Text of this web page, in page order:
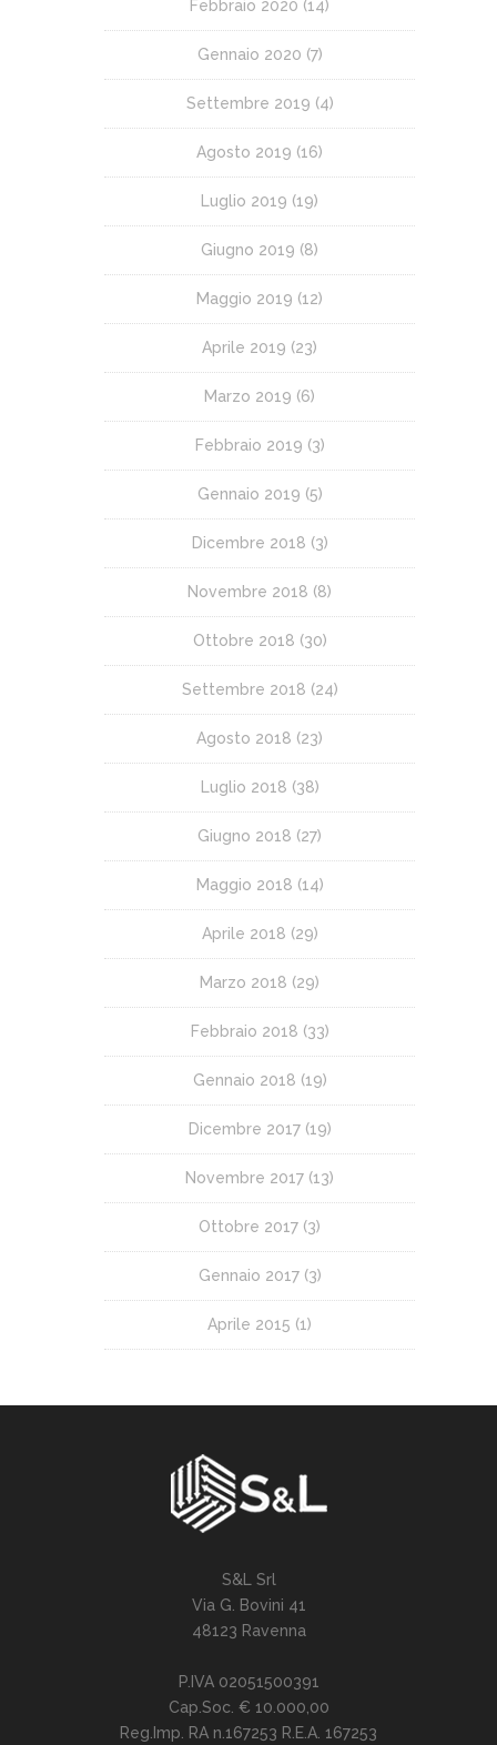
Febbraio 2020 (14)
Gennaio 2020 (7)
Settembre 2019 (4)
Agosto 2019 (16)
Luglio 2019 (19)
Giugno 2019 (8)
Maggio 2019 (12)
Aprile 2019 (23)
Marzo 2019 (6)
Febbraio 2019 (3)
Gennaio 2019 (5)
Dicembre 2018 (3)
Novembre 2018 (8)
Ottobre 2018 (30)
Settembre 2018 (24)
Agosto 2018 (23)
Luglio 2018 (38)
Giugno 2018 (27)
Maggio 2018 (14)
Aprile 2018 (29)
Marzo 2018 (29)
Febbraio 2018 (33)
Gennaio 2018 (19)
Dicembre 2017(19)
Novembre 2017 (13)
Ottobre 2017 (3)
Gennaio 2017(3)
Aprile 2015 (1)
S&L Srl
Via G. Bovini 41
48123 Ravenna
P.IVA 02051500391
Cap.Soc. € 10.000,00
Reg.Imp. RA n.167253 R.E.A. 167253